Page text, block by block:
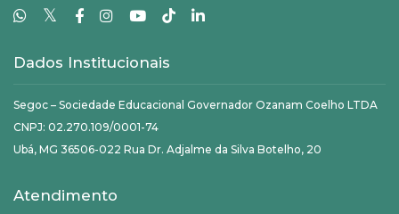
𝕏
Dados Institucionais
Segoc – Sociedade Educacional Governador Ozanam Coelho LTDA
CNPJ: 02.270.109/0001-74
Ubá, MG 36506-022 Rua Dr. Adjalme da Silva Botelho, 20
Atendimento